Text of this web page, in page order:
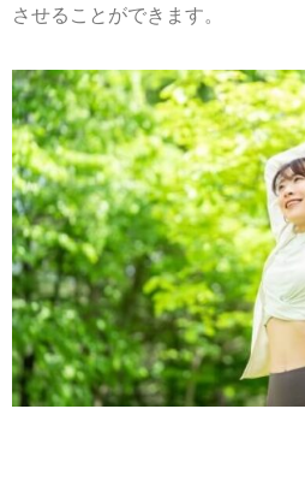
させることができます。